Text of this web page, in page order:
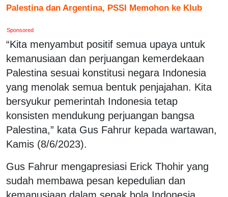
Palestina dan Argentina, PSSI Memohon ke Klub
Sponsored
“Kita menyambut positif semua upaya untuk
kemanusiaan dan perjuangan kemerdekaan
Palestina sesuai konstitusi negara Indonesia
yang menolak semua bentuk penjajahan. Kita
bersyukur pemerintah Indonesia tetap
konsisten mendukung perjuangan bangsa
Palestina,” kata Gus Fahrur kepada wartawan,
Kamis (8/6/2023).
Gus Fahrur mengapresiasi Erick Thohir yang
sudah membawa pesan kepedulian dan